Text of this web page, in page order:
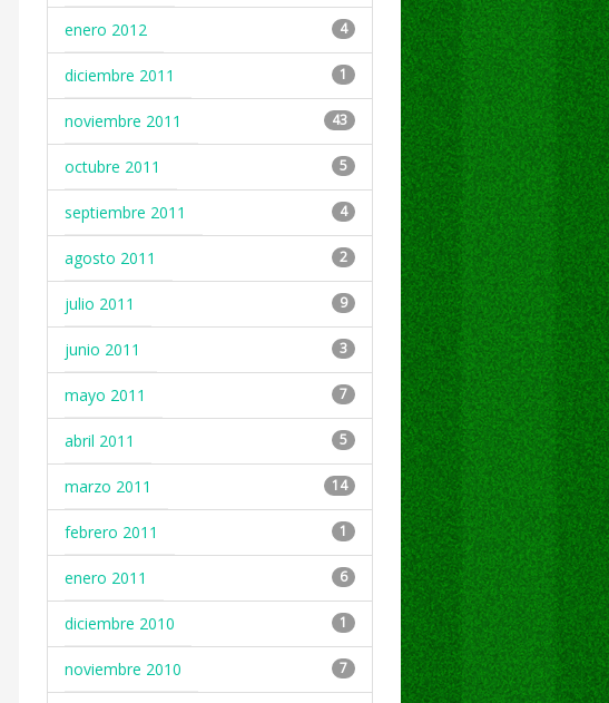
enero 2012 4
diciembre 2011 1
noviembre 2011 43
octubre 2011 5
septiembre 2011 4
agosto 2011 2
julio 2011 9
junio 2011 3
mayo 2011 7
abril 2011 5
marzo 2011 14
febrero 2011 1
enero 2011 6
diciembre 2010 1
noviembre 2010 7